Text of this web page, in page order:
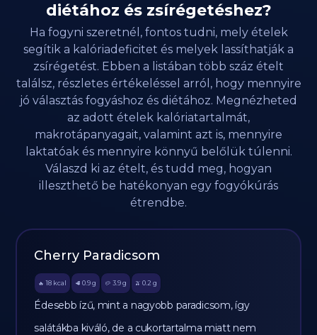
diétához és zsírégetéshez?
Ha fogyni szeretnél, fontos tudni, mely ételek
segítik a kalóriadeficitet és melyek lassíthatják a
zsírégetést. Ebben a listában több száz ételt
találsz, részletes értékeléssel arról, hogy mennyire
jó választás fogyáshoz és diétához. Megnézheted
az adott ételek kalóriatartalmát,
makrotápanyagait, valamint azt is, mennyire
laktatóak és mennyire könnyű belőlük túlenni.
Válaszd ki az ételt, és tudd meg, hogyan
illeszthető be hatékonyan egy fogyókúrás
étrendbe.
Cherry Paradicsom
🔥 18 kcal 🥩 0.9 g 🥔 3.9g 🫒 0.2 g
Édesebb ízű, mint a nagyobb paradicsom, így
salátákba kiváló, de a cukortartalma miatt nem